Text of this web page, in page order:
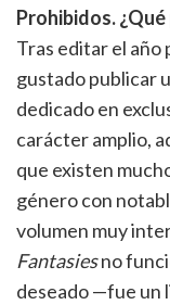
Prohibidos.
Tras editar el año
gustado publicar
dedicado en
carácter amplio,
que existen
género con
volumen muy
Fantasiesno
deseado —fue un